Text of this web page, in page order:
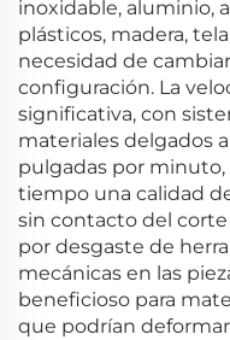
inoxidable, aluminio,
plásticos, madera,
necesidad de
configuración. La
significativa, con
materiales delgados
pulgadas por
tiempo una calidad
sin contacto del
por desgaste de
mecánicas en las
beneficioso para
que podrían